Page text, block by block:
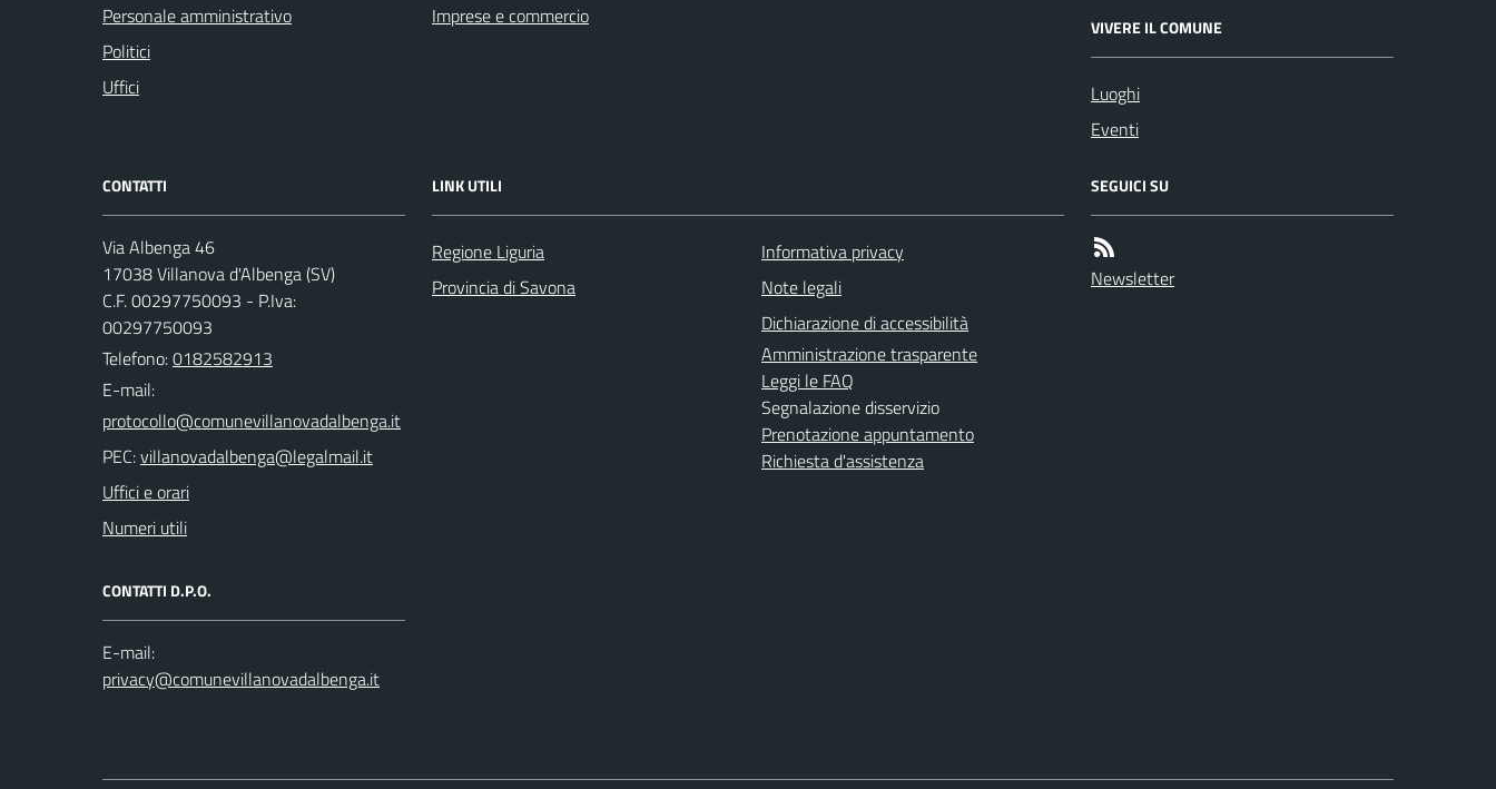
Personale amministrativo
Politici
Uffici
Imprese e commercio
VIVERE IL COMUNE
Luoghi
Eventi
CONTATTI
Via Albenga 46
17038 Villanova d'Albenga (SV)
C.F. 00297750093 - P.Iva:
00297750093
Telefono:0182582913
E-mail:
PEC:
Uffici e orari
Numeri utili
CONTATTI D.P.O.
E-mail:
LINK UTILI
Regione Liguria
Provincia di Savona
Informativa privacy
Note legali
Dichiarazione di accessibilità
Amministrazione trasparente
Leggi le FAQ
Segnalazione disservizio
Prenotazione appuntamento
Richiesta d'assistenza
SEGUICI SU
Newsletter